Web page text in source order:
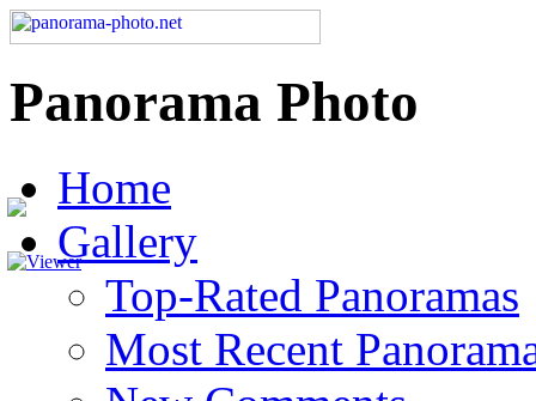
Panorama Photo
Home
Gallery
Top-Rated Panoramas
Most Recent